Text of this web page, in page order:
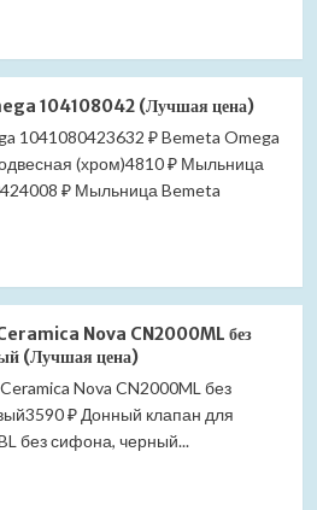
104108042 (Лучшая цена)
1041080423632 ₽ Bemeta Omega
(хром)4810 ₽ Мыльница
₽ Мыльница Bemeta
Nova CN2000ML без
(Лучшая цена)
Nova CN2000ML без
₽ Донный клапан для
без сифона, черный...